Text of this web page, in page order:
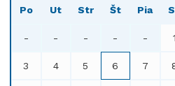
Po Ut Str Št Pia
- - - - - 1
3 4 5 6 7